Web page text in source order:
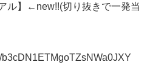
ル】←new!!(切り抜きで一発当